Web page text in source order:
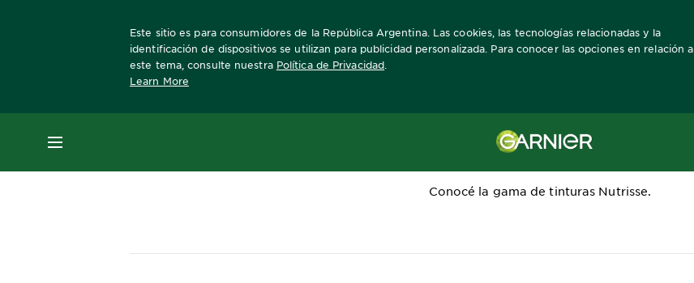
Este sitio es para consumidores de la República Argentina. Las cookies, las tecnologías relacionadas y la
identificación de dispositivos se utilizan para publicidad personalizada. Para conocer las opciones en relación a
este tema, consulte nuestra Política de Privacidad
Learn More
MENÚ
Home Nutrisse
Tintura para el pelo Nutrisse
Conocé la gama de tinturas Nutrisse.